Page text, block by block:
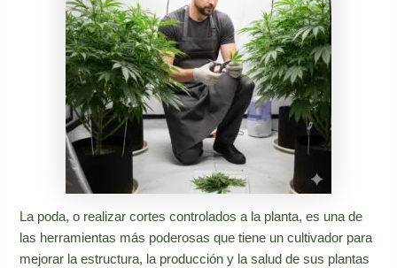
La poda, o realizar cortes controlados a la planta, es una de
las herramientas más poderosas que tiene un cultivador para
mejorar la estructura, la producción y la salud de sus plantas